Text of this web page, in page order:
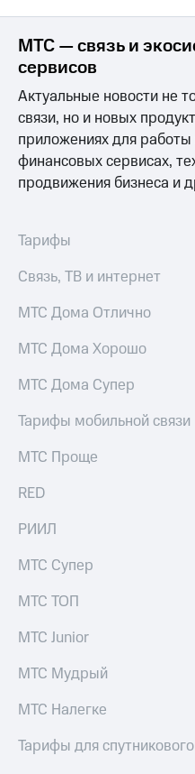
МТС — связь и
сервисов
Актуальные новости не
связи, но и новых
приложениях для
финансовых сервисах,
продвижения бизнеса и
Тарифы
Связь, ТВ и интернет
МТС Дома Отлично
МТС Дома Хорошо
МТС Дома Супер
Тарифы мобильной связи
МТС Проще
RED
РИИЛ
МТС Супер
МТС ТОП
МТС Junior
МТС Мудрый
МТС Налегке
Тарифы для